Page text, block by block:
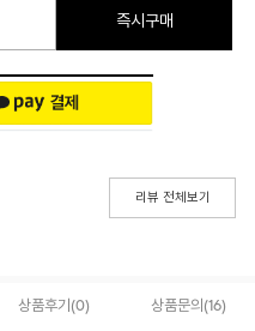
즉시구매
리뷰 전체보기
상품후기(0) 상품문의 (16)